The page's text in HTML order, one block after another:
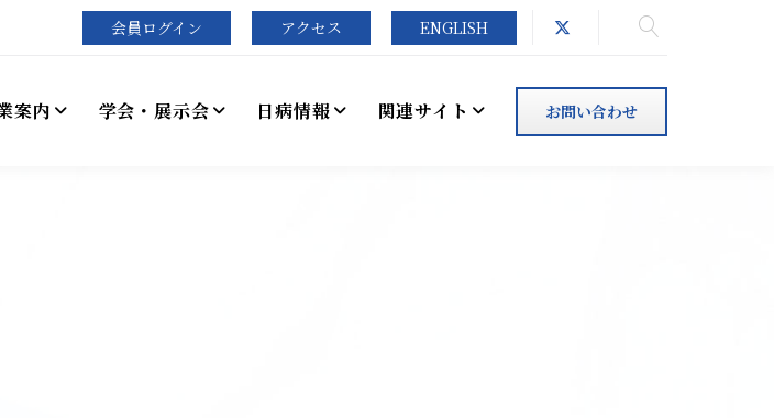
会員ログイン アクセス ENGLISH
お問い合わせ
案内 学会・展示会 日病情報 関連サイト